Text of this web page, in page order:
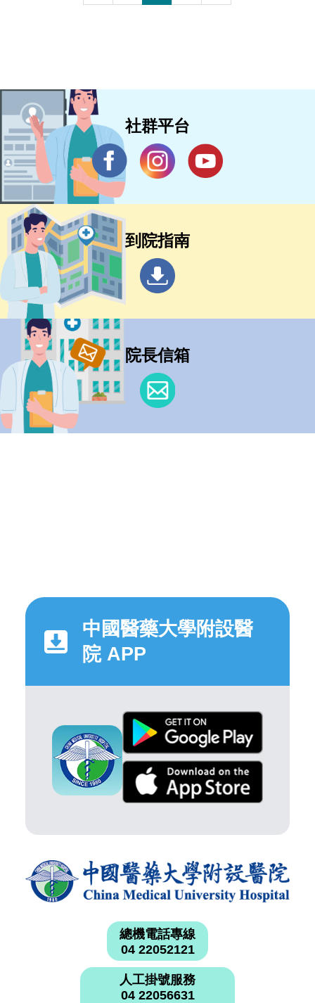
社群平台
到院指南
院長信箱
中國醫藥大學附設醫
院 APP
總機電話專線
04 22052121
人工掛號服務
04 22056631